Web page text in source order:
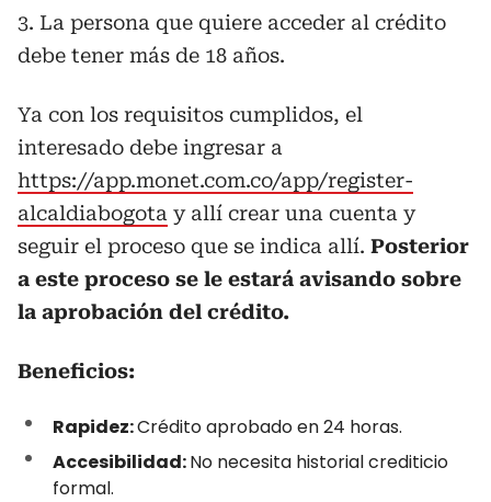
3. La persona que quiere acceder al crédito
debe tener más de 18 años.
Ya con los requisitos cumplidos, el
interesado debe ingresar a
https://app.monet.com.co/app/register-
alcaldiabogota y allí crear una cuenta y
seguir el proceso que se indica allí. Posterior
a este proceso se le estará avisando sobre
la aprobación del crédito.
Beneficios:
Rapidez:Crédito aprobado en 24 horas.
Accesibilidad:No necesita historial crediticio
formal.